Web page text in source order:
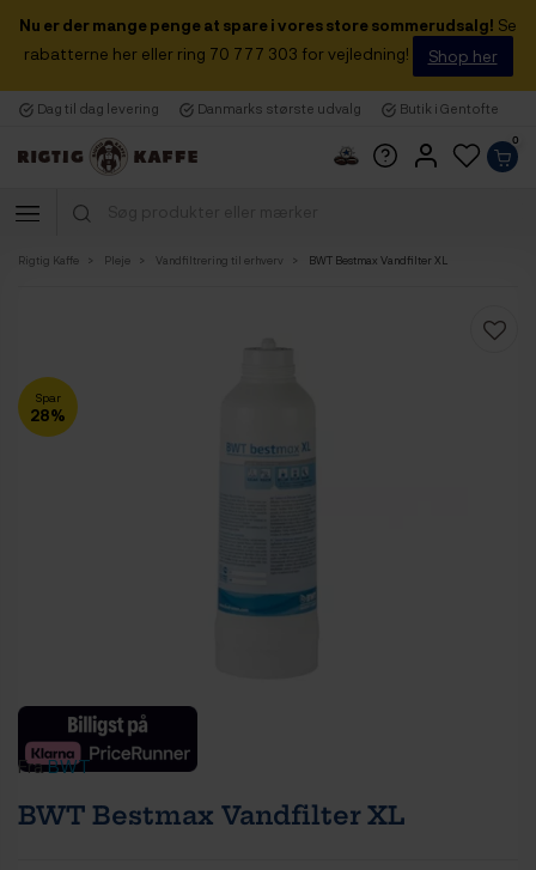
Nu er der mange penge at spare i vores store sommerudsalg! Se
rabatterne her eller ring 70 777 303 for vejledning!
Shop her
Dag til dag levering Danmarks største udvalg Butik i Gentofte
0
Rigtig Kaffe Pleje Vandfiltrering til erhverv BWT Bestmax Vandfilter XL
Spar
28%
FraBWT
BWT Bestmax Vandfilter XL